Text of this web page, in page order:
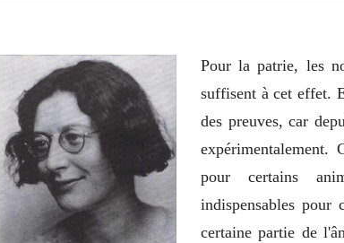
Pour la patrie, les
suffisent à cet effet.
des preuves, car
pour certains
indispensables
certaine partie de